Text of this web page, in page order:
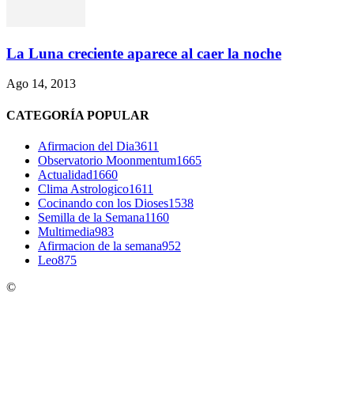
La Luna creciente aparece al caer la noche
Ago 14, 2013
CATEGORÍA POPULAR
Afirmacion del Dia3611
Observatorio Moonmentum1665
Actualidad1660
Clima Astrologico1611
Cocinando con los Dioses1538
Semilla de la Semana1160
Multimedia983
Afirmacion de la semana952
Leo875
©